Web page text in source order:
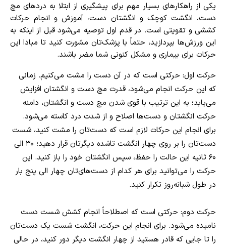
یکی از راهکارهای بسیار مهم برای پیشگیری از ابتلا به دردهای مچ
دست، انگشت کوچک و انگشتان دست، آموزش و انجام حرکات
کششی و تقویتی است. در قدم اول توصیه می‌شود قبل از اینکه به
این ورزش‌ها بپردازید، حتماً با پزشک‌تان مشورت کنید تا مبادا این
حرکات برای بیماری و مشکل کنونی شما مضر باشند.
حرکت اول: حرکتی است که در آن دست را مشت می‌کنیم. زمانی
که این حرکت انجام می‌شود، قدرت مچ دست و انگشتان افزایش
می‌یابد؛ به این ترتیب با قوی شدن مچ دست و انگشتان، دامنه
حرکت انگشتان و دست‌ها اصلاح و از شدت درد کاسته می‌شود.
برای انجام این حرکات لازم است که دست‌تان را مشت کنید، شست
دست‌تان را بر روی چهار انگشت تاشده دیگرتان قرار دهید؛ ۳۰ الی
۶۰ ثانیه این حالت را حفظ، سپس انگشتان خود را باز کنید. این
حرکت را می‌توانید برای هر کدام از دست‌های‌تان چهار الی پنج بار
در طول شبانه‌روز تکرار کنید.
حرکت دوم: حرکتی است که اصطلاحاً انجام کشش شست دست
نامیده می‌شود. برای انجام این حرکت، انگشت شست یک دست‌تان
را تا جایی که قادر هستید از چهار انگشت دیگر دور کنید، در حالی